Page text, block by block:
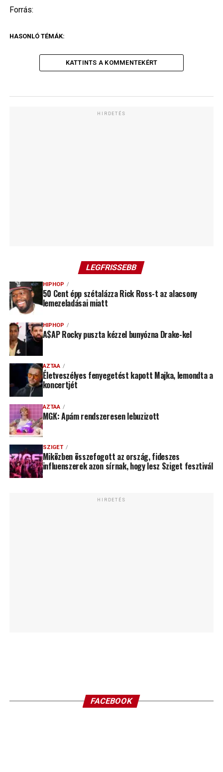
Forrás:
HASONLÓ TÉMÁK:
KATTINTS A KOMMENTEKÉRT
HIRDETÉS
LEGFRISSEBB
HIPHOP
50 Cent épp szétalázza Rick Ross-t az alacsony
lemezeladásai miatt
HIPHOP
A$AP Rocky puszta kézzel bunyózna Drake-kel
AZTAA
Életveszélyes fenyegetést kapott Majka, lemondta a
koncertjét
AZTAA
MGK: Apám rendszeresen lebuzizott
SZIGET
Miközben összefogott az ország, fideszes
influenszerek azon sírnak, hogy lesz Sziget fesztivál
HIRDETÉS
FACEBOOK